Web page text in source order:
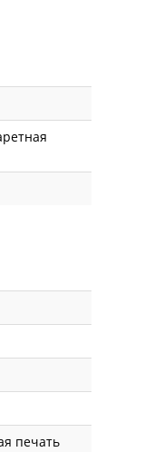
печать